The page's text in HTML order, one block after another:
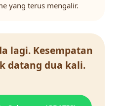
yang terus mengalir.
lagi. Kesempatan
datang dua kali.